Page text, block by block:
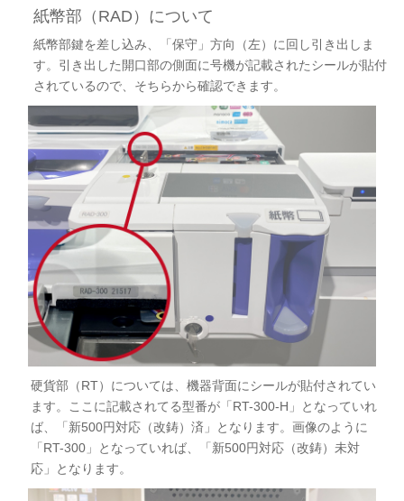
紙幣部（RAD）について
紙幣部鍵を差し込み、「保守」方向（左）に回し引き出しま
す。引き出した開口部の側面に号機が記載されたシールが貼付
されているので、そちらから確認できます。
硬貨部（RT）については、機器背面にシールが貼付されてい
ます。ここに記載されてる型番が「RT-300-H」となっていれ
ば、「新500円対応（改鋳）済」となります。画像のように
「RT-300」となっていれば、「新500円対応（改鋳）未対
応」となります。